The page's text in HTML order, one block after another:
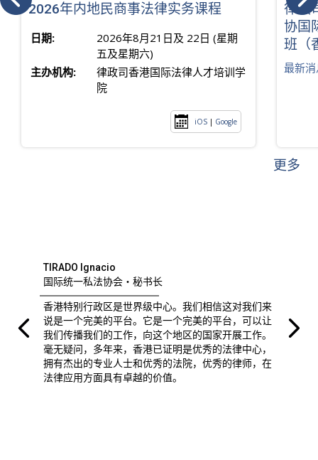
2026年内地民商事法律实务课程
日期:
2026年8月21日及 22日 (星期
五及星期六)
主办机构:
律政司香港国际法律人才培训学
院
iOS | Google
律政
协国
班（
最新
更多
TIRADO Ignacio
国际统一私法协会・秘书长
香港特别行政区是世界级中心。我们相信这对我们来
说是一个完美的平台。它是一个完美的平台，可以让
我们传播我们的工作，向这个地区的国家开展工作。
毫无疑问，多年来，香港已证明是优秀的法律中心，
拥有杰出的专业人士和优秀的法院，优秀的律师，在
法律应用方面具有卓越的价值。